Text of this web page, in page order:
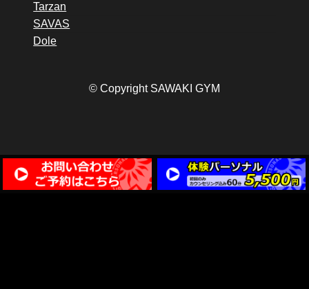
Tarzan
SAVAS
Dole
© Copyright SAWAKI GYM